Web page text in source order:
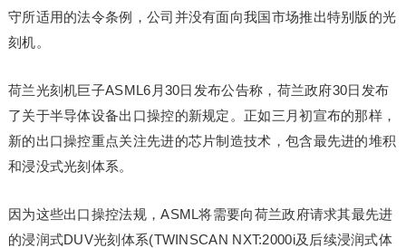
守所适用的法令条例，公司并没有面向我国市场推出特别版的光
刻机。
荷兰光刻机巨子ASML6月30日发布公告称，荷兰政府30日发布
了关于半导体设备出口操控的新规定。正如三月初宣布的那样，
新的出口操控重点关注先进的芯片制造技术，包含最先进的堆积
和浸没式光刻体系。
因为这些出口操控法规，ASML将需要向荷兰政府请求其最先进
的浸润式DUV光刻体系(TWINSCAN NXT:2000i及后续浸润式体